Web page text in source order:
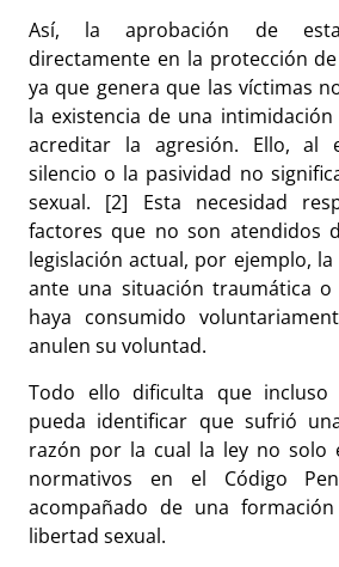
Así, la aprobación de
directamente en la protección
ya que genera que las víctimas
la existencia de una
acreditar la agresión. Ello, al
silencio o la pasividad no
sexual. [2] Esta necesidad
factores que no son atendidos
legislación actual, por ejemplo,
ante una situación traumática
haya consumido
anulen su voluntad.
Todo ello dificulta que
pueda identificar que sufrió
razón por la cual la ley no solo
normativos en el Código
acompañado de una
libertad sexual.